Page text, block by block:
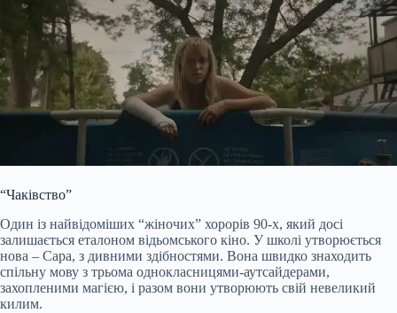
“Чаківство”
Один із найвідоміших “жіночих” хорорів 90-х, який досі
залишається еталоном відьомського кіно. У школі утворюється
нова – Сара, з дивними здібностями. Вона швидко знаходить
спільну мову з трьома однокласницями-аутсайдерами,
захопленими магією, і разом вони утворюють свій невеликий
килим.